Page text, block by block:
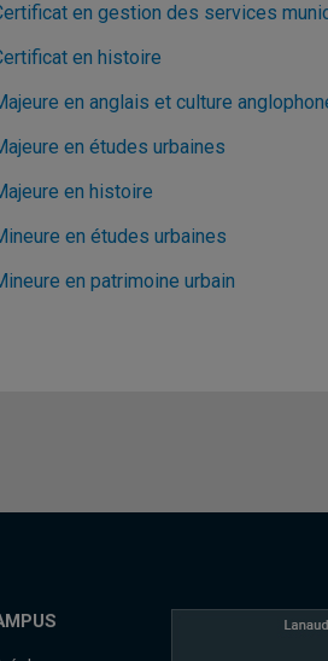
en gestion des services
en histoire
en anglais et culture
en études urbaines
en histoire
en études urbaines
en patrimoine urbain